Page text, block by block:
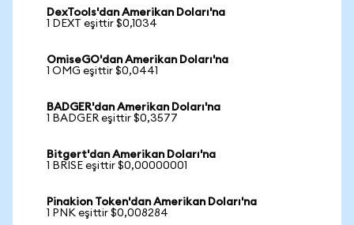
DexTools'dan Amerikan Doları'na
1 DEXT eşittir $0,1034
OmiseGO'dan Amerikan Doları'na
1 OMG eşittir $0,0441
BADGER'dan Amerikan Doları'na
1 BADGER eşittir $0,3577
Bitgert'dan Amerikan Doları'na
1 BRISE eşittir $0,00000001
Pinakion Token'dan Amerikan Doları'na
1 PNK eşittir $0,008284